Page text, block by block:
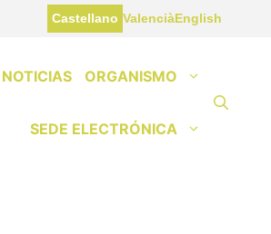
Castellano ValenciàEnglish
NOTICIAS ORGANISMO
SEDE ELECTRÓNICA